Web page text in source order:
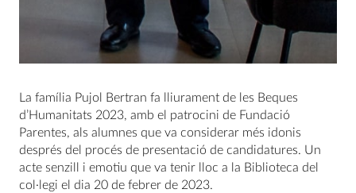
La família Pujol Bertran fa lliurament de les Beques
d’Humanitats 2023, amb el patrocini de Fundació
Parentes, als alumnes que va considerar més idonis
després del procés de presentació de candidatures. Un
acte senzill i emotiu que va tenir lloc a la Biblioteca del
col·legi el dia 20 de febrer de 2023.